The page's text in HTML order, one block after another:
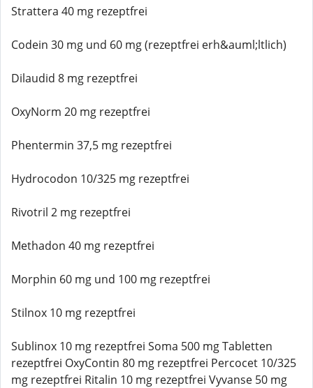
Strattera 40 mg rezeptfrei
Codein 30 mg und 60 mg (rezeptfrei erh&auml;ltlich)
Dilaudid 8 mg rezeptfrei
OxyNorm 20 mg rezeptfrei
Phentermin 37,5 mg rezeptfrei
Hydrocodon 10/325 mg rezeptfrei
Rivotril 2 mg rezeptfrei
Methadon 40 mg rezeptfrei
Morphin 60 mg und 100 mg rezeptfrei
Stilnox 10 mg rezeptfrei
Sublinox 10 mg rezeptfrei Soma 500 mg Tabletten
rezeptfrei OxyContin 80 mg rezeptfrei Percocet 10/325
mg rezeptfrei Ritalin 10 mg rezeptfrei Vyvanse 50 mg